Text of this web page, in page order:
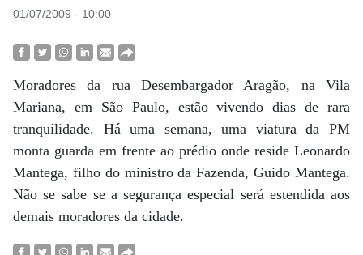
01/07/2009 - 10:00
Moradores da rua Desembargador Aragão, na Vila
Mariana, em São Paulo, estão vivendo dias de rara
tranquilidade. Há uma semana, uma viatura da PM
monta guarda em frente ao prédio onde reside Leonardo
Mantega, filho do ministro da Fazenda, Guido Mantega.
Não se sabe se a segurança especial será estendida aos
demais moradores da cidade.